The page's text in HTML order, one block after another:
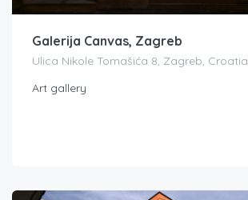
Galerija Canvas, Zagreb
Ulica Nikole Tomašića 8, Zagreb, Croatia
Art gallery